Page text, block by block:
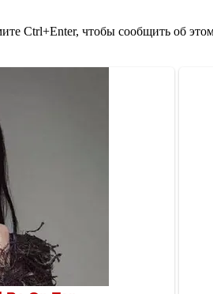
Ctrl+Enter, чтобы сообщить об